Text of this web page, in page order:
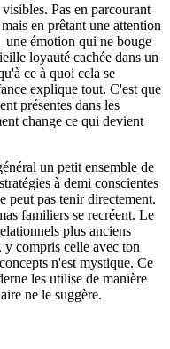
Pas en parcourant
en prêtant une attention
une émotion qui ne bouge
loyauté cachée dans un
ce à quoi cela se
explique tout. C'est que
présentes dans les
change ce qui devient
un petit ensemble de
à demi conscientes
peut pas tenir directement.
familiers se recréent. Le
plus anciens
y compris celle avec ton
n'est mystique. Ce
les utilise de manière
ne le suggère.